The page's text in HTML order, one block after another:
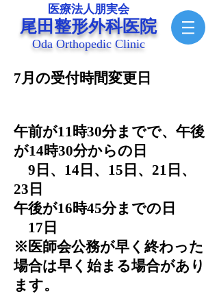
医療法人朋実会
尾田整形外科医院
Oda Orthopedic Clinic
7月の受付時間変更日
午前が11時30分までで、午後
が14時30分からの日
9日、14日、15日、21日、
23日
午後が16時45分までの日
​ 17日
※医師会公務が早く終わった
場合は早く始まる場合があり
ます。